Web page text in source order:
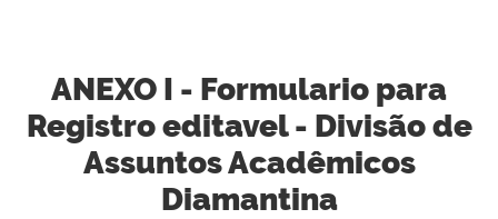
ANEXO I - Formulario para
Registro editavel - Divisão de
Assuntos Acadêmicos
Diamantina